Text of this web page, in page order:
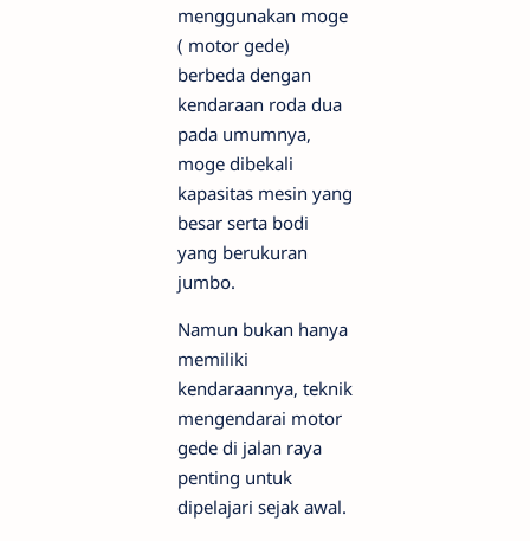
menggunakan moge
( motor gede)
berbeda dengan
kendaraan roda dua
pada umumnya,
moge dibekali
kapasitas mesin yang
besar serta bodi
yang berukuran
jumbo.
Namun bukan hanya
memiliki
kendaraannya, teknik
mengendarai motor
gede di jalan raya
penting untuk
dipelajari sejak awal.